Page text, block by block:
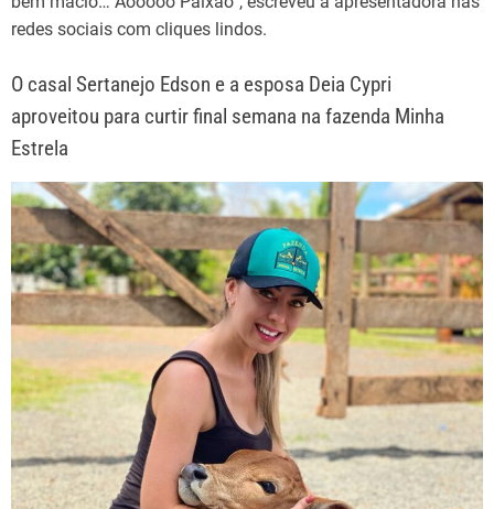
redes sociais com cliques lindos.
O casal Sertanejo Edson e a esposa Deia Cypri
aproveitou para curtir final semana na fazenda Minha
Estrela